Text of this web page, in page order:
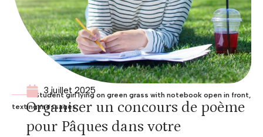
Student girl lying on green grass with notebook open in front,
texting messages
3 juillet 2025
Organiser un concours de poème
pour Pâques dans votre